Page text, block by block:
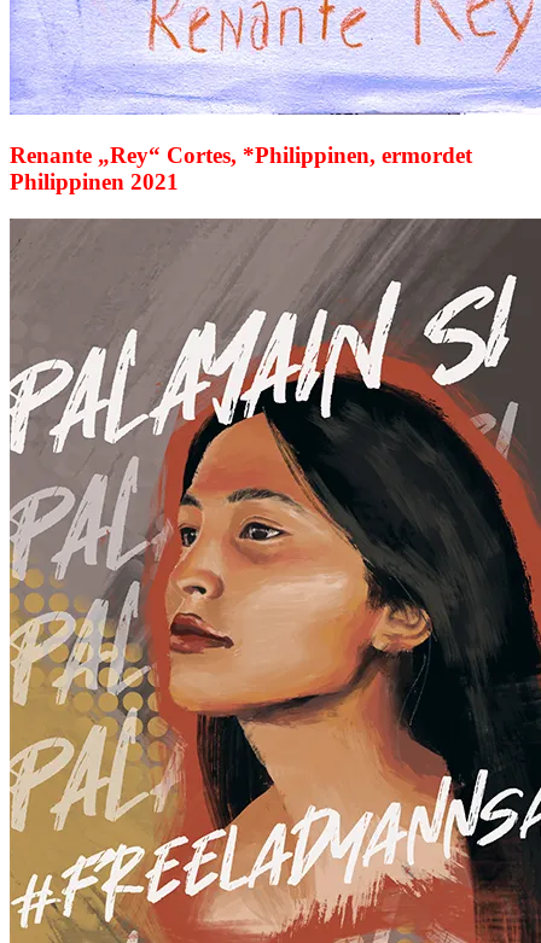
Renante „Rey“ Cortes, *Philippinen, ermordet
Philippinen 2021